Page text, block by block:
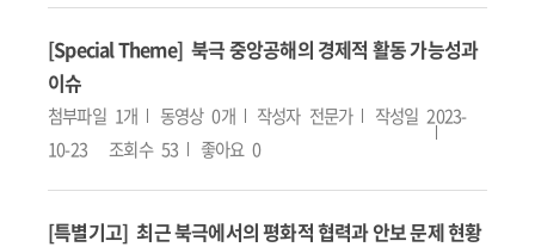
[Special Theme] 북극 중앙공해의 경제적 활동 가능성과
이슈
첨부파일 1개 동영상 0개 작성자 전문가 작성일 2023-
10-23
조회수 53 좋아요 0
[특별기고] 최근 북극에서의 평화적 협력과 안보 문제 현황